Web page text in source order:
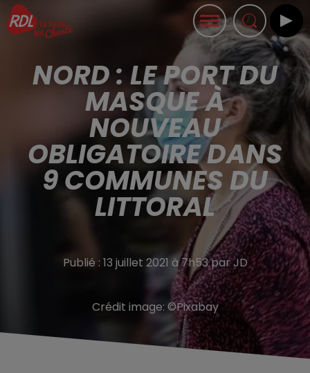
NORD : LE PORT DU
MASQUE À
NOUVEAU
OBLIGATOIRE DANS
9 COMMUNES DU
LITTORAL
Publié : 13 juillet 2021 à 7h53 par JD
Crédit image: ©Pixabay